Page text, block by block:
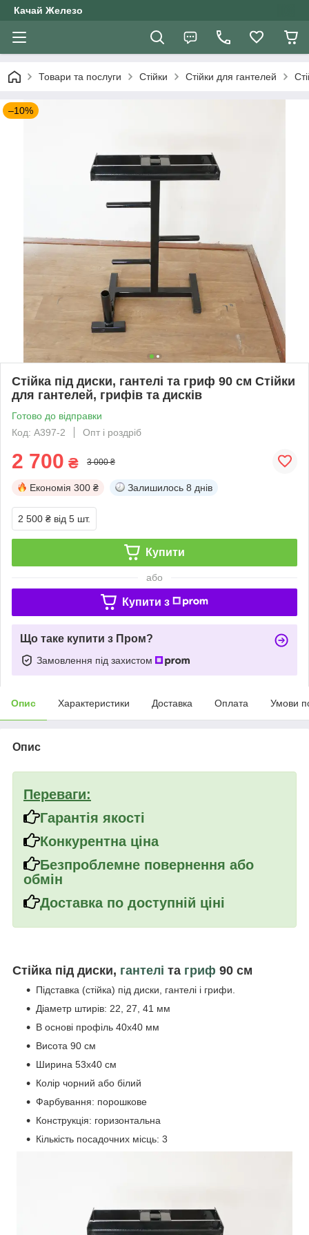
Качай Железо
Товари та послуги Стійки Стійки для гантелей
–10%
Стійка під диски, гантелі та гриф 90 см Стійки
для гантелей, грифів та дисків
Готово до відправки
Код: А397-2
Опт і роздріб
2 700 ₴ 3 000 ₴
Економія 300 ₴ Залишилось 8 днів
2 500 ₴ від 5 шт.
Купити
або
Купити з
Що таке купити з Пром?
Замовлення під захистом
Опис Характеристики Доставка Оплата Умови
Опис
Переваги:
Гарантія якості
Конкурентна ціна
Безпроблемне повернення або
обмін
Доставка по доступній ціні
Стійка під диски, гантелі та гриф 90 см
Підставка (стійка) під диски, гантелі і грифи.
Діаметр штирів: 22, 27, 41 мм
В основі профіль 40х40 мм
Висота 90 см
Ширина 53х40 см
Колір чорний або білий
Фарбування: порошкове
Конструкція: горизонтальна
Кількість посадочних місць: 3